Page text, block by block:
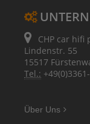
CHP car hifi
Lindenstr. 55
15517
Tel.:
Über Uns